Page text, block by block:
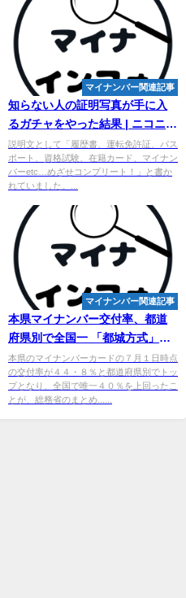
マイナンバー関連記事
知らない人の証明写真が手に入
るガチャをやった結果 | ニコニコ
ニュース
説明文として「履歴書、運転免許証、パス
ポート、資格試験、在籍カード、マイナン
バーetc…めざせコンプリート！」と書か
れていました。...
マイナンバー関連記事
本県マイナンバー交付率、都道
府県別で全国一 「都城方式」浸
透が後押し - デジタル夕刊 プレ
みや
本県のマイナンバーカードの７月１日時点
の交付率が４４・８％と都道府県別でトッ
プとなり、全国で唯一４０％を上回ったこ
とが、総務省のまとめ......